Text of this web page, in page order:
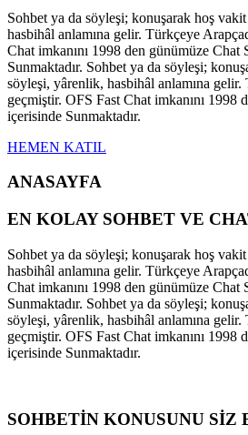
Sohbet ya da söyleşi; konuşarak hoş
hasbihâl anlamına gelir. Türkçeye
Chat imkanını 1998 den günümüze Chat
Sunmaktadır. Sohbet ya da söyleşi;
söyleşi, yârenlik, hasbihâl anlamına
geçmiştir. OFS Fast Chat imkanını 1998
içerisinde Sunmaktadır.
HEMEN KATIL
ANASAYFA
EN KOLAY SOHBET VE
Sohbet ya da söyleşi; konuşarak hoş
hasbihâl anlamına gelir. Türkçeye
Chat imkanını 1998 den günümüze Chat
Sunmaktadır. Sohbet ya da söyleşi;
söyleşi, yârenlik, hasbihâl anlamına
geçmiştir. OFS Fast Chat imkanını 1998
içerisinde Sunmaktadır.
SOHBETİN KONUSUNU SİZ